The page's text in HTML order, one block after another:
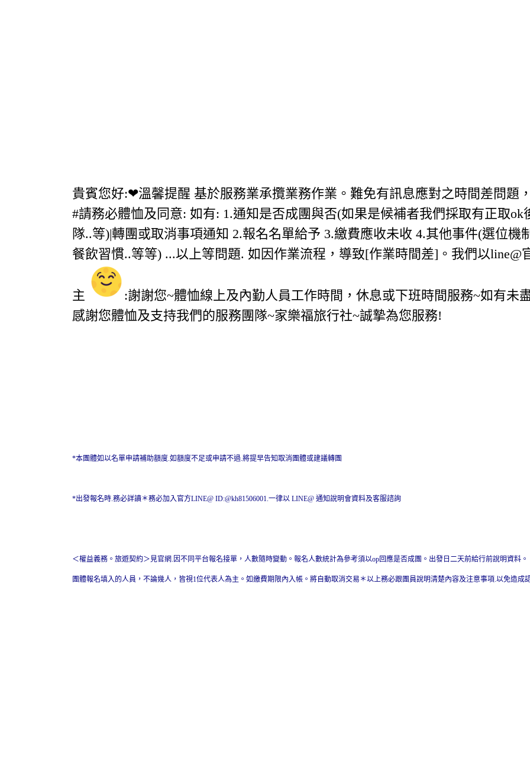
貴賓您好:❤溫馨提醒 基於服務業承攬業務作業。難免有訊息應對之時間差問題
#請務必體恤及同意: 如有: 1.通知是否成團與否(如果是候補者我們採取有正取
隊..等)|轉團或取消事項通知 2.報名名單給予 3.繳費應收未收 4.其他事件(選位機
餐飲習慣..等等) ...以上等問題. 如因作業流程，導致[作業時間差]。我們以line@
主
:謝謝您~體恤線上及內勤人員工作時間，休息或下班時間服務~如有未
感謝您體恤及支持我們的服務團隊~家樂福旅行社~誠摯為您服務!
*本團體如以名單申請補助額度.如額度不足或申請不過.將提早告知取消團體或建議轉團
*出發報名時.務必詳讀＊務必加入官方LINE@ ID:@kh81506001.一律以 LINE@ 通知說明會資料及客服諮詢
＜權益義務。旅遊契約＞見官網.因不同平台報名接單，人數隨時變動。報名人數統計為參考須以op回應是否成團。出發日二天前給行前說明資料。
團體報名填入的人員，不論幾人，皆視1位代表人為主。如繳費期限內入帳。將自動取消交易＊以上務必跟團員說明清楚內容及注意事項.以免造成